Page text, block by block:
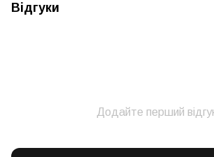
Відгуки
Додайте перший